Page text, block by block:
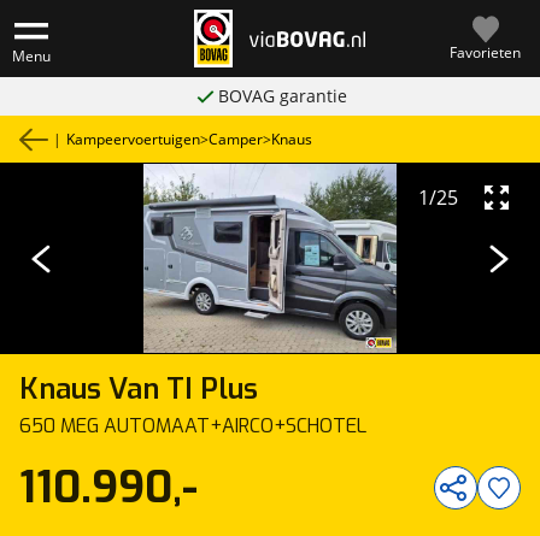
Menu Favorieten
BOVAG garantie
| Kampeervoertuigen>Camper>Knaus
Knaus Van TI Plus
650 MEG AUTOMAAT+AIRCO+SCHOTEL
1/25
110.990,-